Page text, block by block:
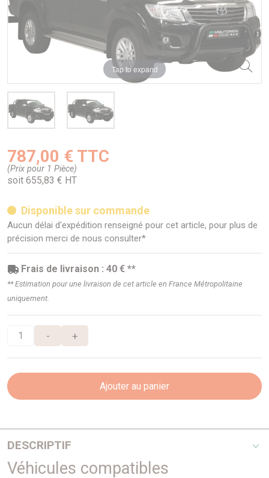
Tap to expand
787,00 € TTC
(Prix pour 1 Pièce)
soit 655,83 € HT
Disponible sur commande
Aucun délai d'expédition renseigné pour cet article, pour plus de
précision merci de nous consulter*
Frais de livraison : 40 € **
** Estimation pour une livraison de cet article en France Métropolitaine
uniquement.
- +
Ajouter au panier
DESCRIPTIF
SUPER BAR INOX
Véhicules compatibles